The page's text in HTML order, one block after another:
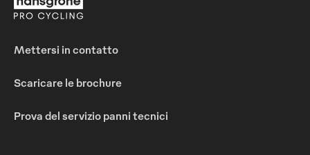
Mettersi in contatto
Scaricare le brochure
Prova del servizio panni tecnici